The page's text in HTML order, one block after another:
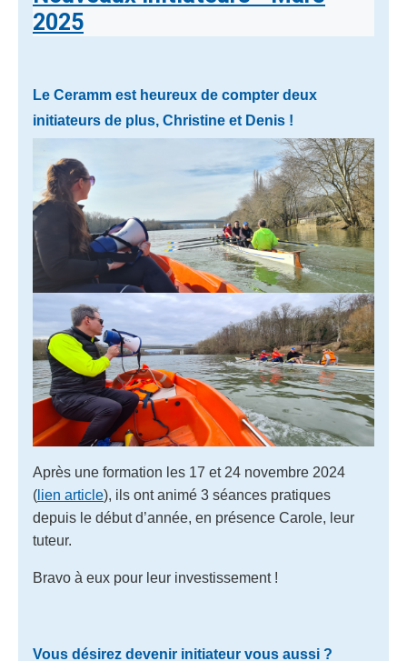
2025
Le Ceramm est heureux de compter deux
initiateurs de plus, Christine et Denis !
Après une formation les 17 et 24 novembre 2024
( lien article), ils ont animé 3 séances pratiques
depuis le début d’année, en présence Carole, leur
tuteur.
Bravo à eux pour leur investissement !
Vous désirez devenir initiateur vous aussi ?